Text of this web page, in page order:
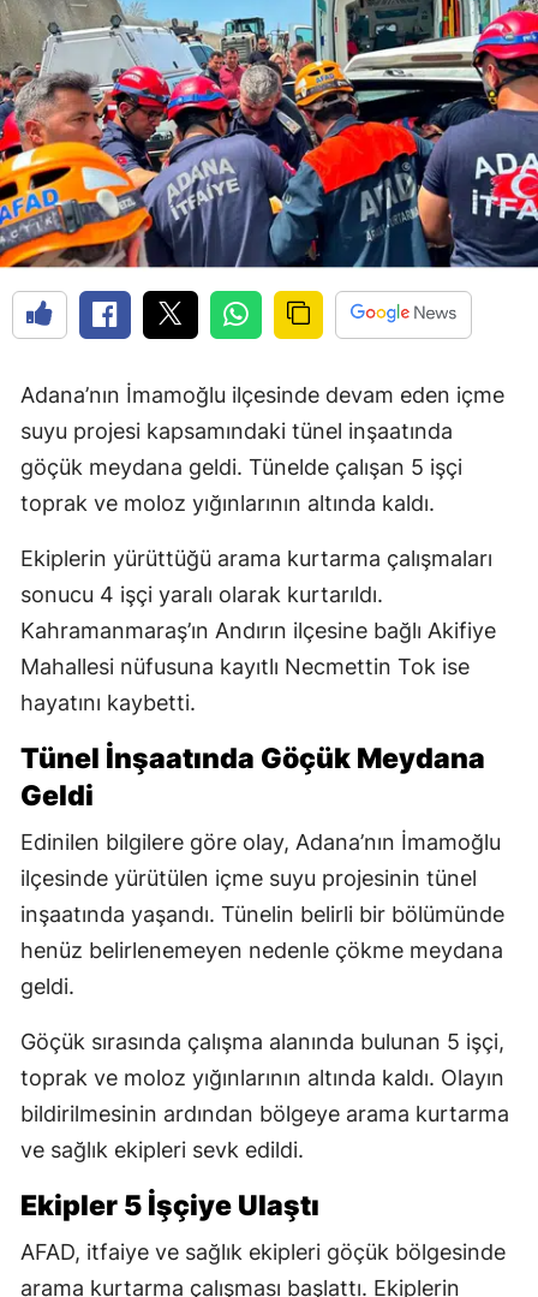
Adana’nın İmamoğlu ilçesinde devam eden içme
suyu projesi kapsamındaki tünel inşaatında
göçük meydana geldi. Tünelde çalışan 5 işçi
toprak ve moloz yığınlarının altında kaldı.
Ekiplerin yürüttüğü arama kurtarma çalışmaları
sonucu 4 işçi yaralı olarak kurtarıldı.
Kahramanmaraş’ın Andırın ilçesine bağlı Akifiye
Mahallesi nüfusuna kayıtlı Necmettin Tok ise
hayatını kaybetti.
Tünel İnşaatında Göçük Meydana
Geldi
Edinilen bilgilere göre olay, Adana’nın İmamoğlu
ilçesinde yürütülen içme suyu projesinin tünel
inşaatında yaşandı. Tünelin belirli bir bölümünde
henüz belirlenemeyen nedenle çökme meydana
geldi.
Göçük sırasında çalışma alanında bulunan 5 işçi,
toprak ve moloz yığınlarının altında kaldı. Olayın
bildirilmesinin ardından bölgeye arama kurtarma
ve sağlık ekipleri sevk edildi.
Ekipler 5 İşçiye Ulaştı
AFAD, itfaiye ve sağlık ekipleri göçük bölgesinde
arama kurtarma çalışması başlattı. Ekiplerin